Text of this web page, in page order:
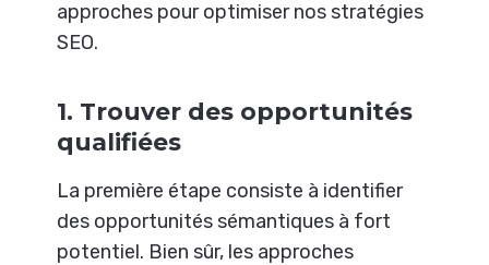
approches pour optimiser nos stratégies
SEO.
1. Trouver des opportunités
qualifiées
La première étape consiste à identifier
des opportunités sémantiques à fort
potentiel. Bien sûr, les approches